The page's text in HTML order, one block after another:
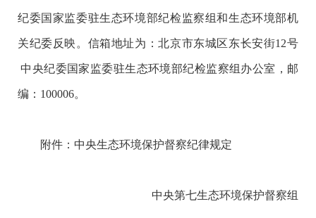
纪委国家监委驻生态环境部纪检监察组和生态环境部机
关纪委反映。信箱地址为：北京市东城区东长安街12号
中央纪委国家监委驻生态环境部纪检监察组办公室，邮
编：100006。
附件：中央生态环境保护督察纪律规定
中央第七生态环境保护督察组